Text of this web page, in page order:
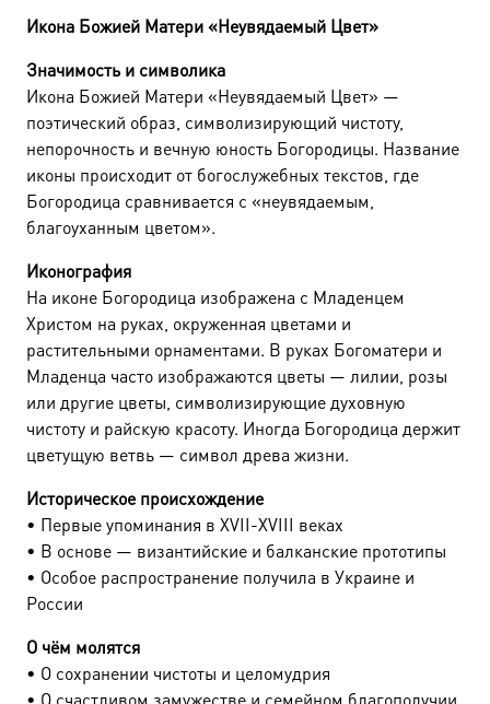
Икона Божией Матери «Неувядаемый Цвет»
Значимость и символика
Икона Божией Матери «Неувядаемый Цвет» —
поэтический образ, символизирующий чистоту,
непорочность и вечную юность Богородицы. Название
иконы происходит от богослужебных текстов, где
Богородица сравнивается с «неувядаемым,
благоуханным цветом».
Иконография
На иконе Богородица изображена с Младенцем
Христом на руках, окруженная цветами и
растительными орнаментами. В руках Богоматери и
Младенца часто изображаются цветы — лилии, розы
или другие цветы, символизирующие духовную
чистоту и райскую красоту. Иногда Богородица держит
цветущую ветвь — символ древа жизни.
Историческое происхождение
• Первые упоминания в XVII-XVIII веках
• В основе — византийские и балканские прототипы
• Особое распространение получила в Украине и
России
О чём молятся
• О сохранении чистоты и целомудрия
• О счастливом замужестве и семейном благополучии